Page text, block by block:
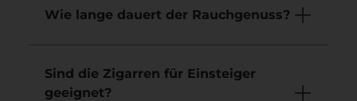
Wie lange dauert der Rauchgenuss?
Sind die Zigarren für Einsteiger
geeignet?